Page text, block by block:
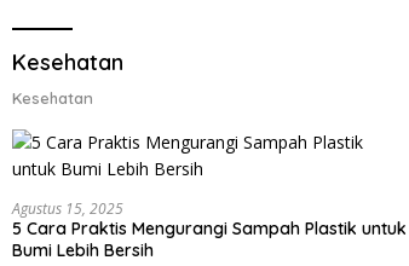
Lobster 50 Gram
Kesehatan
Kesehatan
Agustus 15, 2025
5 Cara Praktis Mengurangi Sampah Plastik untuk
Bumi Lebih Bersih